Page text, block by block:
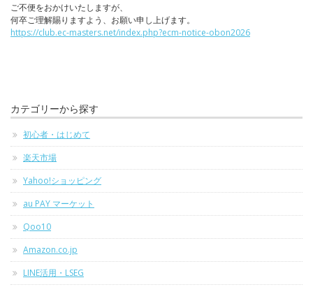
ご不便をおかけいたしますが、
何卒ご理解賜りますよう、お願い申し上げます。
https://club.ec-masters.net/index.php?ecm-notice-obon2026
カテゴリーから探す
初心者・はじめて
楽天市場
Yahoo!ショッピング
au PAY マーケット
Qoo10
Amazon.co.jp
LINE活用・LSEG